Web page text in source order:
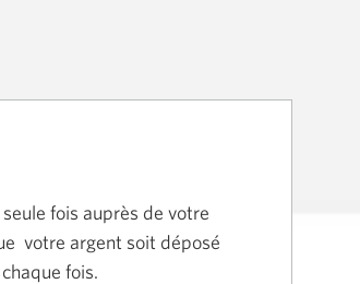
fois auprès de votre
votre argent soit déposé
fois.